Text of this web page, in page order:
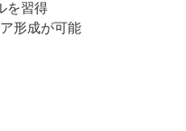
を習得
形成が可能